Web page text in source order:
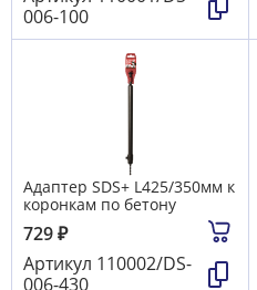
Резьбонарезные наборы 8
Сверла742
Фрезы по дереву
Чашки алмазные, заточные
Щетки графитовые
Электроды, проволока,
Электроинструмент MAKITA -
Электроинструмент Белмаш -
расходники26
006-100
Адаптер SDS+ L425/350мм к
коронкам по бетону
729₽
Артикул 110002/DS-
006-430